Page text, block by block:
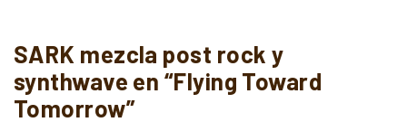
SARK mezcla post rock y
synthwave en “Flying Toward
Tomorrow”